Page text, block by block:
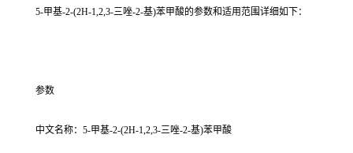
5-甲基-2-(2H-1,2,3-三唑-2-基)苯甲酸的参数和适用范围详细如下：
参数
中文名称：5-甲基-2-(2H-1,2,3-三唑-2-基)苯甲酸